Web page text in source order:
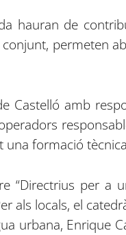
hauran de
permeten
Castelló amb
formació
“Directrius per a
als locals, el
urbana, Enrique